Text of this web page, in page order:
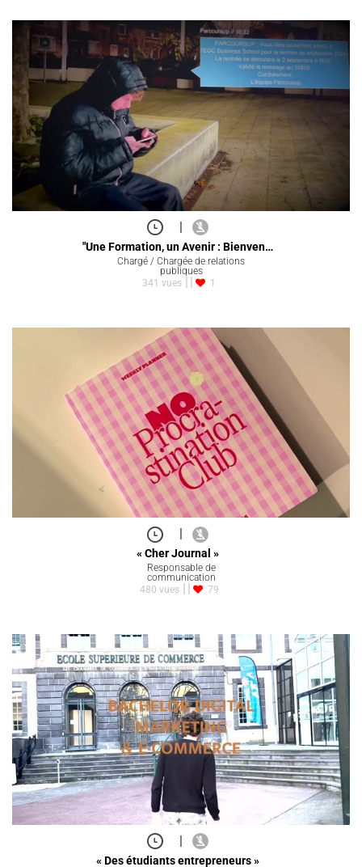
|
"Une Formation, un Avenir : Bienven…
Chargé / Chargée de relations
publiques
341 vues
1
|
« Cher Journal »
Responsable de
communication
480 vues
79
|
« Des étudiants entrepreneurs »